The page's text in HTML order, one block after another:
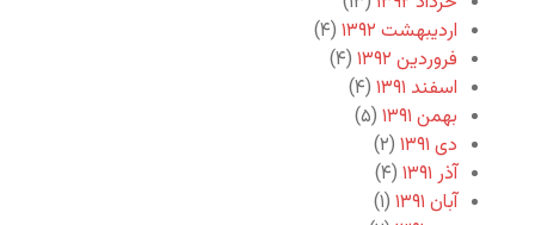
اردیبهشت ۱۳۹۲
(۴)
فروردین ۱۳۹۲
(۴)
اسفند ۱۳۹۱
(۴)
بهمن ۱۳۹۱
(۵)
دی ۱۳۹۱
(۲)
آذر ۱۳۹۱
(۴)
آبان ۱۳۹۱
(۱)